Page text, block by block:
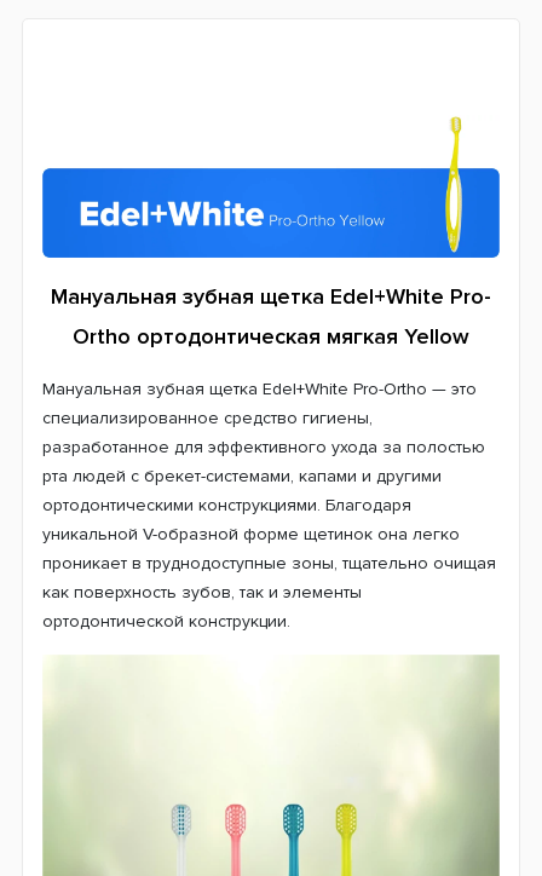
Мануальная зубная щетка Edel+White Pro-
Ortho ортодонтическая мягкая Yellow
Мануальная зубная щетка Edel+White Pro-Ortho — это
специализированное средство гигиены,
разработанное для эффективного ухода за полостью
рта людей с брекет-системами, капами и другими
ортодонтическими конструкциями. Благодаря
уникальной V-образной форме щетинок она легко
проникает в труднодоступные зоны, тщательно очищая
как поверхность зубов, так и элементы
ортодонтической конструкции.